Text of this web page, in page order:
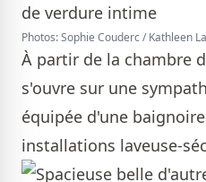
Photos: Sophie Couderc / Kathleen
À partir de la chambre
s'ouvre sur une
équipée d'une
installations laveuse-